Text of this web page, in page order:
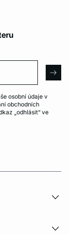
osobní údaje v
obchodních
„odhlásit“ ve